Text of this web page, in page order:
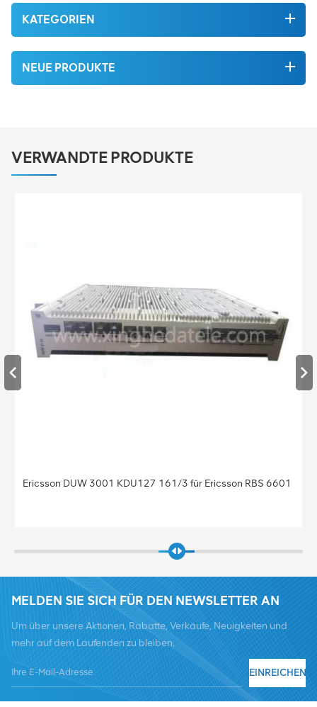
KATEGORIEN
NEUE PRODUKTE
VERWANDTE PRODUKTE
Basisstation BBU Baseband Ericsson Baseband 5212
MELDEN SIE SICH FÜR DEN NEWSLETTER AN
Um über unsere Aktionen, Rabatte, Verkäufe, Neuigkeiten und
mehr auf dem Laufenden zu bleiben.
EINREICHEN